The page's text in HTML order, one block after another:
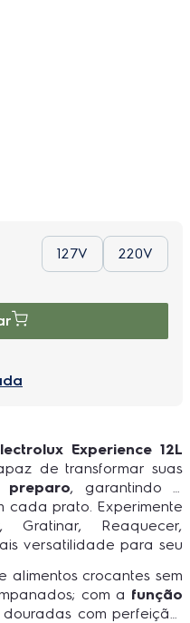
127V 220V
Experience 12L
de transformar suas
, garantindo a
cada prato. Experimente
Reaquecer,
versatilidade para seu
alimentos crocantes sem
com a função
com perfeição;